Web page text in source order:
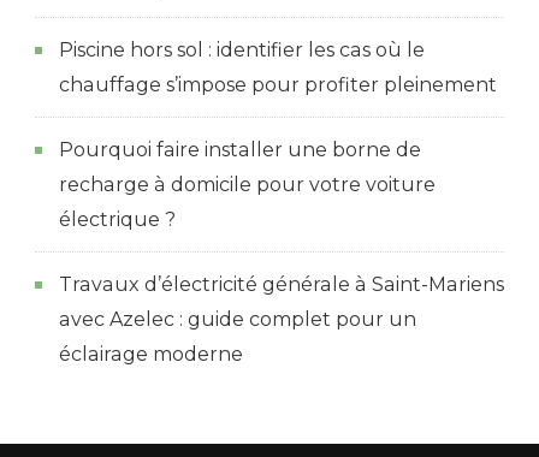
Piscine hors sol : identifier les cas où le
chauffage s’impose pour profiter pleinement
Pourquoi faire installer une borne de
recharge à domicile pour votre voiture
électrique ?
Travaux d’électricité générale à Saint-Mariens
avec Azelec : guide complet pour un
éclairage moderne